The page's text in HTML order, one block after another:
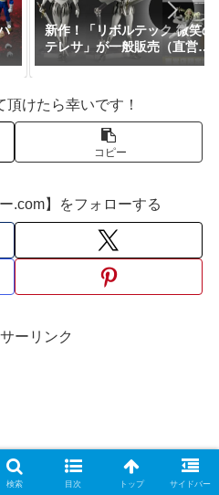
新作！「リボルテック 微笑の
テレサ」が一般販売（直営店
限定特典あり）で登場！
円｜発売日2026年11月予定
けたら幸いです！
コピー
.com】をフォローする
ーリンク
検索 目次 トップ サイドバー